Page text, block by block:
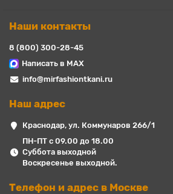
Наши контакты
8 (800) 300-28-45
Написать в MAX
info@mirfashiontkani.ru
Наш адрес
Краснодар, ул. Коммунаров 266/1
ПН-ПТ с 09.00 до 18.00
Суббота выходной
Воскресенье выходной.
Телефон и адрес в Москве